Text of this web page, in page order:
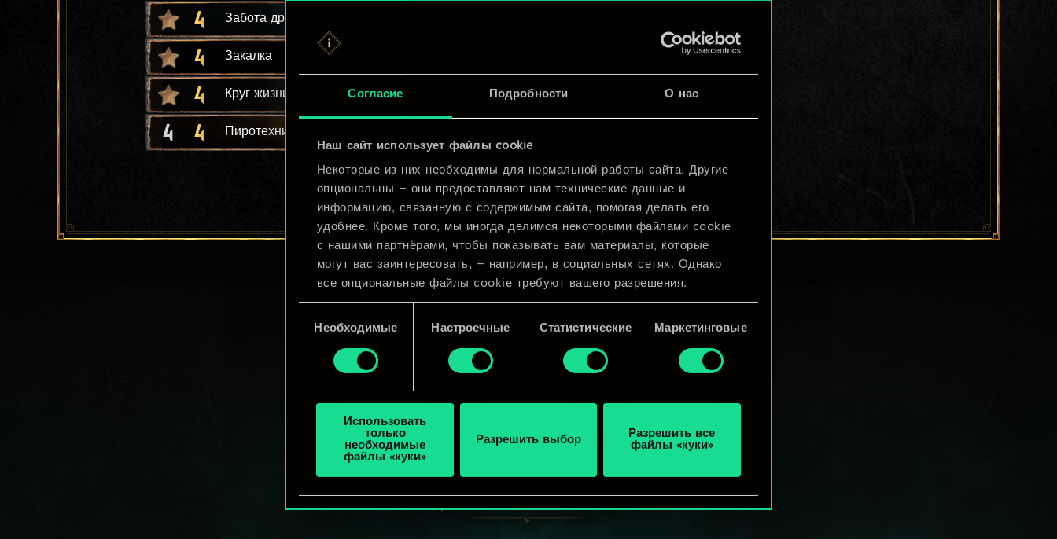
Согласие Подробности О нас
Наш сайт использует файлы cookie
Некоторые из них необходимы для нормальной работы сайта. Другие
опциональны — они предоставляют нам технические данные и
информацию, связанную с содержимым сайта, помогая делать его
удобнее. Кроме того, мы иногда делимся некоторыми файлами cookie
с нашими партнёрами, чтобы показывать вам материалы, которые
могут вас заинтересовать, — например, в социальных сетях. Однако
все опциональные файлы cookie требуют вашего разрешения.
Найти подробную информацию о том, как мы используем ваши файлы
«Настройки» ниже.
согласия
Необходимые Настроечные Статистические Маркетинговые
Использовать
только
необходимые
файлы «куки»
Разрешить выбор
Разрешить все
файлы «куки»
4 Забота дриады
4 Закалка
4 Круг жизни
4 4 Пиротехник